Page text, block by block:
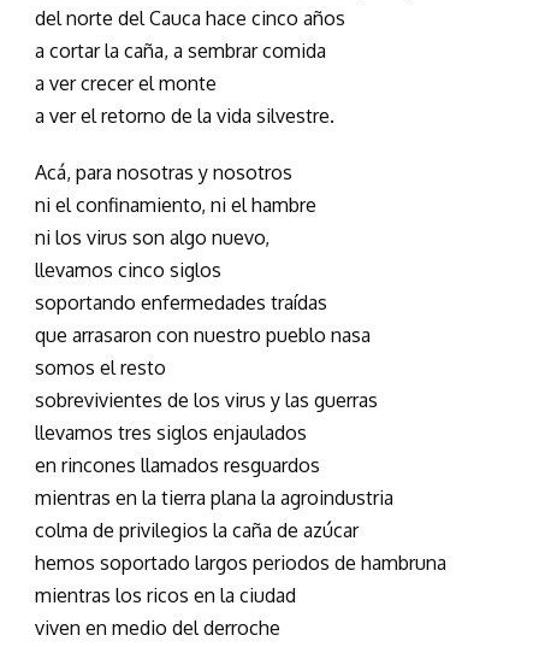
del norte del Cauca hace cinco años
a cortar la caña, a sembrar comida
a ver crecer el monte
a ver el retorno de la vida silvestre.
Acá, para nosotras y nosotros
ni el confinamiento, ni el hambre
ni los virus son algo nuevo,
llevamos cinco siglos
soportando enfermedades traídas
que arrasaron con nuestro pueblo nasa
somos el resto
sobrevivientes de los virus y las guerras
llevamos tres siglos enjaulados
en rincones llamados resguardos
mientras en la tierra plana la agroindustria
colma de privilegios la caña de azúcar
hemos soportado largos periodos de hambruna
mientras los ricos en la ciudad
viven en medio del derroche